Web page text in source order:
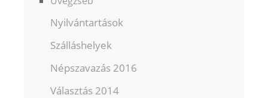
Nyilvántartások
Szálláshelyek
Népszavazás 2016
Választás 2014